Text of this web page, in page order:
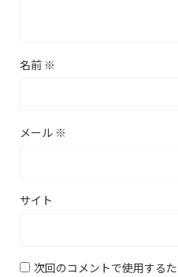
名前 ※
メール ※
サイト
次回のコメントで使用する